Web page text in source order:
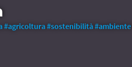
#agricoltura#sostenibilità#ambiente